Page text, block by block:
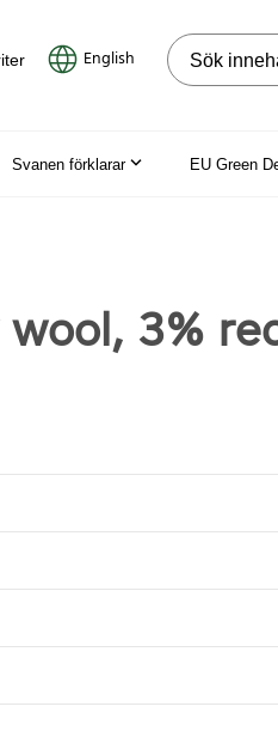
English Sök på
Svanen förklarar EU Green
3%